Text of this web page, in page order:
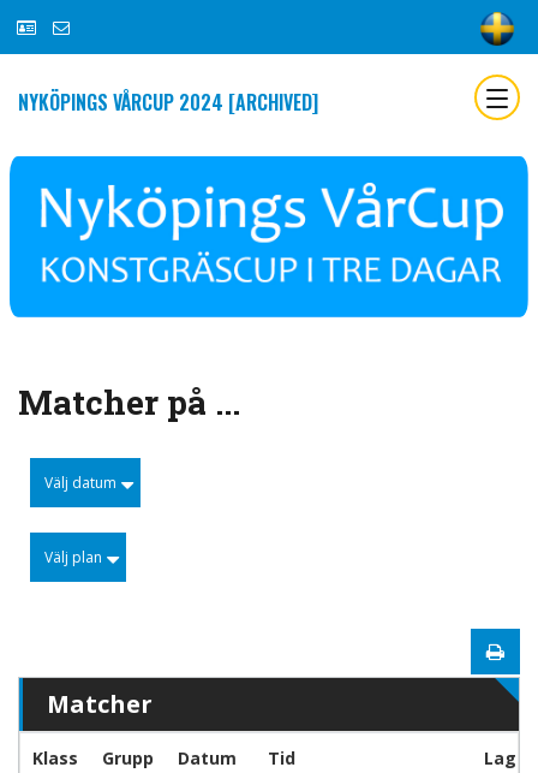
NYKÖPINGS VÅRCUP 2024 [ARCHIVED]
Matcher på ...
Välj datum
Välj plan
Matcher
Klass Grupp Datum Tid Lag